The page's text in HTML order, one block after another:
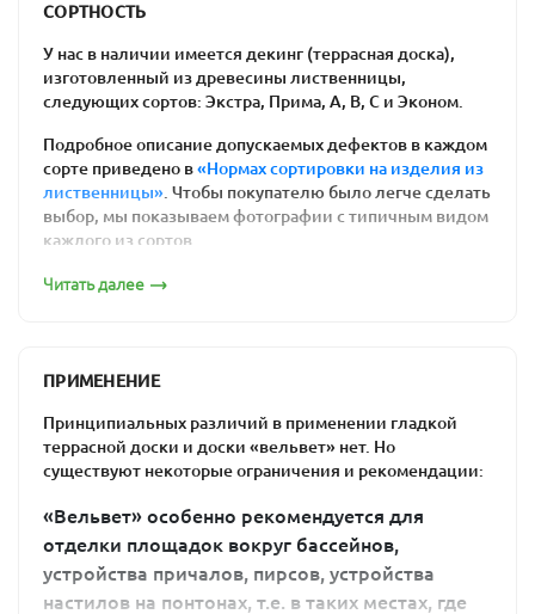
Дополнительные услуги
Любой пиломатериал нуждается в дополнительной
обработке специальными пропитками, и покраске (по
желанию). Наши специалисты могут осуществить
покраску палубной доски, а также обработку защитным
маслом.
Палубная доска 28х115 гладкая
Палубная доска 28х140 гладкая
Палубная доска 35х145 гладкая
СОРТНОСТЬ
У нас в наличии имеется декинг (террасная доска),
изготовленный из древесины лиственницы,
следующих сортов: Экстра, Прима, А, В, С и Эконом.
Подробное описание допускаемых дефектов в каждом
сорте приведено в«Нормах сортировки на изделия из
лиственницы» . Чтобы покупателю было легче сделать
выбор, мы показываем фотографии с типичным видом
каждого из сортов.
ТД гладкая Сорт «Экстра»
ТД гладкая Сорт А
Читать далее
ПРИМЕНЕНИЕ
Принципиальных различий в применении гладкой
террасной доски и доски «вельвет» нет. Но
существуют некоторые ограничения и рекомендации:
«Вельвет» особенно рекомендуется для
отделки площадок вокруг бассейнов,
устройства причалов, пирсов, устройства
настилов на понтонах, т.е. в таких местах, где